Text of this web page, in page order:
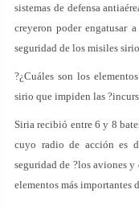
sistemas de defensa
creyeron poder engatusar
seguridad de los misiles
?¿Cuáles son los
sirio que impiden las
Siria recibió entre 6 y 8
cuyo radio de acción es
seguridad de ?los aviones
elementos más importantes